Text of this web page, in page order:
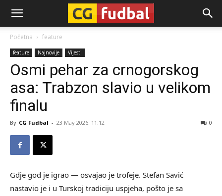
CG-
Fudbal
Početna feature
feature Najnovije Vijesti
Osmi pehar za crnogorskog
asa: Trabzon slavio u velikom
finalu
By CG Fudbal - 23 May 2026. 11:12 0
Gdje god je igrao — osvajao je trofeje. Stefan Savić
nastavio je i u Turskoj tradiciju uspjeha, pošto je sa